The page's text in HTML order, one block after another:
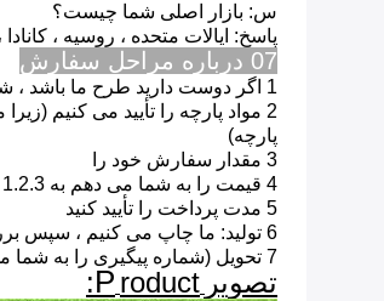
س: بازار اصلی شما چیست؟
پاسخ: ایالات متحده ، روسیه ،
07 درباره مراحل سفارش
1 اگر دوست دارید طرح ما باشد ، شماره طرح یا تصاویر را به ما بدهید
2 مواد پارچه را تأیید می کنیم (زیرا ما می توانیم در بسیاری از انواع ، همان طراحی را انجام دهیم
پارچه)
3 مقدار سفارش خود را
4 قیمت را به شما می دهم به 1.2.3 بستگی دارد
5 مدت پرداخت را تأیید کنید
6 تولید: ما چاپ می کنیم ، سپس بررسی می کنیم
7 تحویل (شماره پیگیری را به شما می دهیم)
تصویر P roduct: